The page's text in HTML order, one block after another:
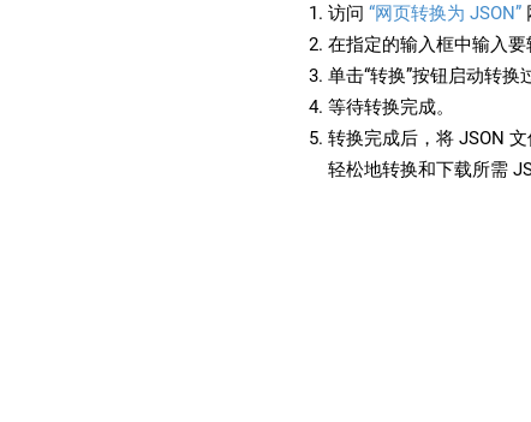
访问 “网页转换为 JSON”
在指定的输入框中输入要
单击“转换”按钮启动转换
等待转换完成。
转换完成后，将 JSON
轻松地转换和下载所需